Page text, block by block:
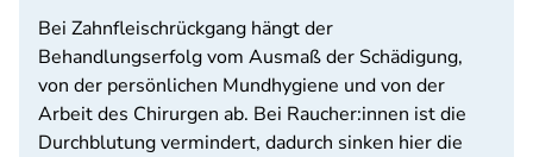
Bei Zahnfleischrückgang hängt der
Behandlungserfolg vom Ausmaß der Schädigung,
von der persönlichen Mundhygiene und von der
Arbeit des Chirurgen ab. Bei Raucher:innen ist die
Durchblutung vermindert, dadurch sinken hier die